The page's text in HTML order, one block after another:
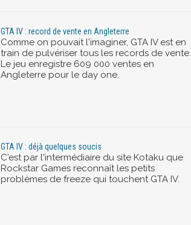
GTA IV : record de vente en Angleterre
Comme on pouvait l'imaginer, GTA IV est en
train de pulvériser tous les records de vente.
Le jeu enregistre 609 000 ventes en
Angleterre pour le day one.
GTA IV : déjà quelques soucis
C'est par l'intermédiaire du site Kotaku que
Rockstar Games reconnaît les petits
problèmes de freeze qui touchent GTA IV.